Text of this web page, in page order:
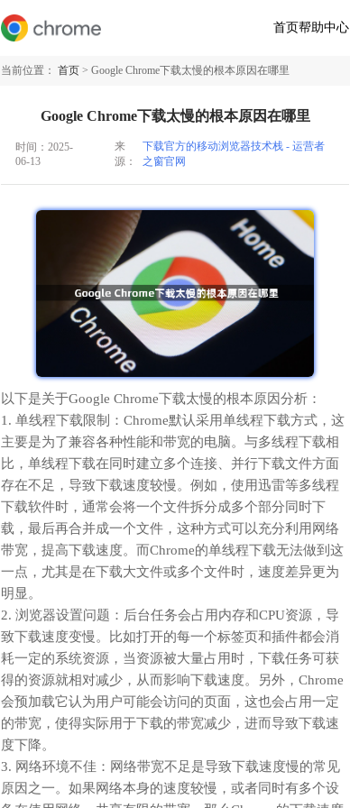
首页帮助中心
当前位置： 首页 > Google Chrome下载太慢的根本原因在哪里
Google Chrome下载太慢的根本原因在哪里
时间：2025-
06-13
来
源：
下载官方的移动浏览器技术栈 - 运营者
之窗官网
以下是关于Google Chrome下载太慢的根本原因分析：
1. 单线程下载限制：Chrome默认采用单线程下载方式，这
主要是为了兼容各种性能和带宽的电脑。与多线程下载相
比，单线程下载在同时建立多个连接、并行下载文件方面
存在不足，导致下载速度较慢。例如，使用迅雷等多线程
下载软件时，通常会将一个文件拆分成多个部分同时下
载，最后再合并成一个文件，这种方式可以充分利用网络
带宽，提高下载速度。而Chrome的单线程下载无法做到这
一点，尤其是在下载大文件或多个文件时，速度差异更为
明显。
2. 浏览器设置问题：后台任务会占用内存和CPU资源，导
致下载速度变慢。比如打开的每一个标签页和插件都会消
耗一定的系统资源，当资源被大量占用时，下载任务可获
得的资源就相对减少，从而影响下载速度。另外，Chrome
会预加载它认为用户可能会访问的页面，这也会占用一定
的带宽，使得实际用于下载的带宽减少，进而导致下载速
度下降。
3. 网络环境不佳：网络带宽不足是导致下载速度慢的常见
原因之一。如果网络本身的速度较慢，或者同时有多个设